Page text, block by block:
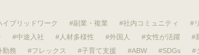
イブリッドワーク 副業・複業 社内コミュニティ
中途入社 人材多様性 外国人 女性が活躍
勤務 フレックス 子育て支援 ABW SDGs